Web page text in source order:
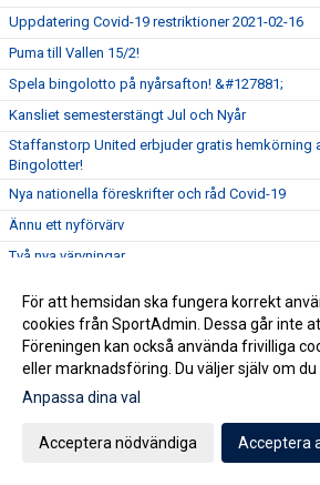
Uppdatering Covid-19 restriktioner 2021-02-16
Puma till Vallen 15/2!
Spela bingolotto på nyårsafton! &#127881;
Kansliet semesterstängt Jul och Nyår
Staffanstorp United erbjuder gratis hemkörning
Bingolotter!
Nya nationella föreskrifter och råd Covid-19
Ännu ett nyförvärv
Två nya värvningar
Martin Silva klar
Nästa nyförvärv klart!
Uppdaterade riktlinjer gällande Covid19 (2020-
Ny spelare Herr
För att hemsidan ska fungera korrekt
cookies från SportAdmin. Dessa går inte
Föreningen kan också använda frivilliga
eller marknadsföring. Du väljer själv om du
Anpassa dina val
Acceptera nödvändiga Acceptera